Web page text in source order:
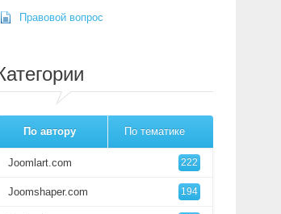
Правовой вопрос
По автору По тематике
Joomlart.com 222
Joomshaper.com 194